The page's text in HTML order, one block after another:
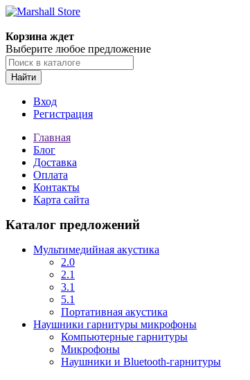
Корзина ждет
Выберите любое предложение
Найти
Вход
Регистрация
Главная
Блог
Доставка
Оплата
Контакты
Карта сайта
Каталог предложений
Мультимедийная акустика
2.0
2.1
3.1
5.1
Портативная акустика
Наушники гарнитуры микрофоны
Компьютерные гарнитуры
Микрофоны
Наушники и Bluetooth-гарнитуры